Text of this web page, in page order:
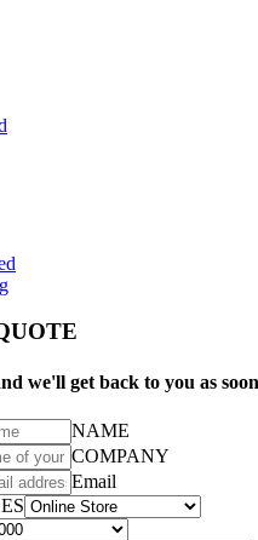
we'll get back to you as
NAME
COMPANY
Email